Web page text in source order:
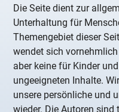
Die Seite dient zur
Unterhaltung für
Themengebiet dieser
wendet sich
aber keine für Kinder
ungeeigneten Inhalte.
unsere persönliche und
wieder. Die Autoren